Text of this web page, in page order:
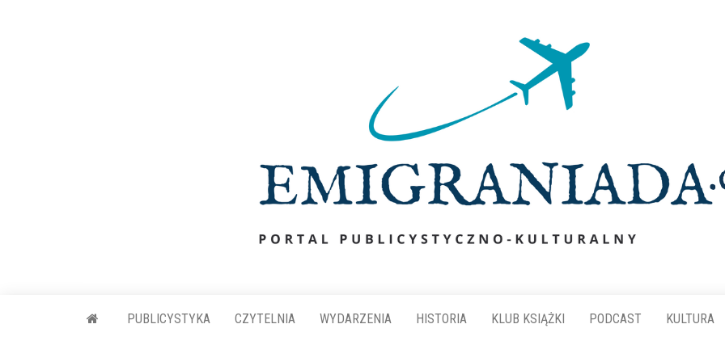
PUBLICYSTYKA CZYTELNIA WYDARZENIA HISTORIA KLUB KSIĄŻKI PODCAST KULTURA